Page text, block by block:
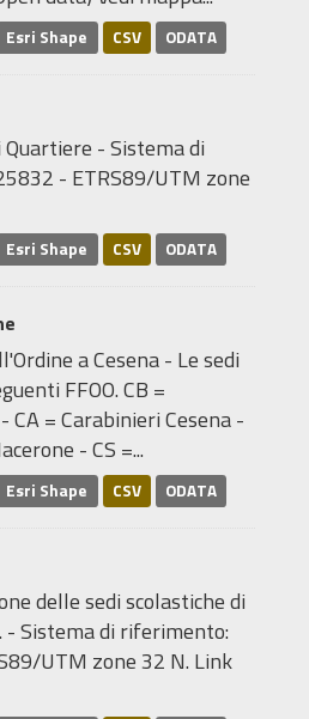
Esri Shape CSV ODATA
- Sistema di
- ETRS89/UTM zone
Esri Shape CSV ODATA
a Cesena - Le sedi
FFOO. CB =
= Carabinieri Cesena -
- CS =...
Esri Shape CSV ODATA
delle sedi scolastiche di
- Sistema di riferimento:
UTM zone 32 N. Link